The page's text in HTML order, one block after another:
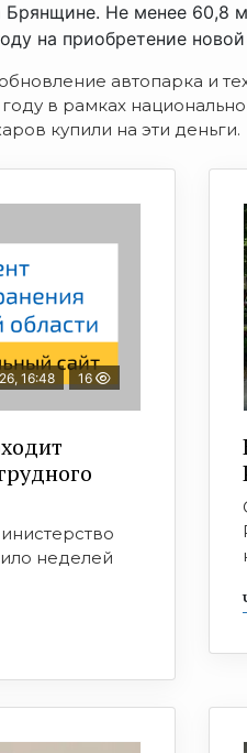
Не менее 60,8
на приобретение
автопарка и
в рамках
купили на эти деньги.
16:48 16
неделей